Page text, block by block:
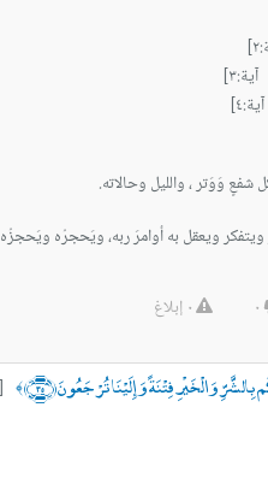
ويتفكر ويعقل به أوامرَ ربه، ويَحجرُه
٠ ٠ إبلاغ
وَالْخَيْرِ فِتْنَةً وَإِلَيْنَا تُرْجَعُونَ ﴿٣٥﴾ ﴾